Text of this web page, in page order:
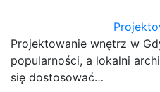
Projektowanie wnętrz w
popularności, a lokalni
się dostosować…